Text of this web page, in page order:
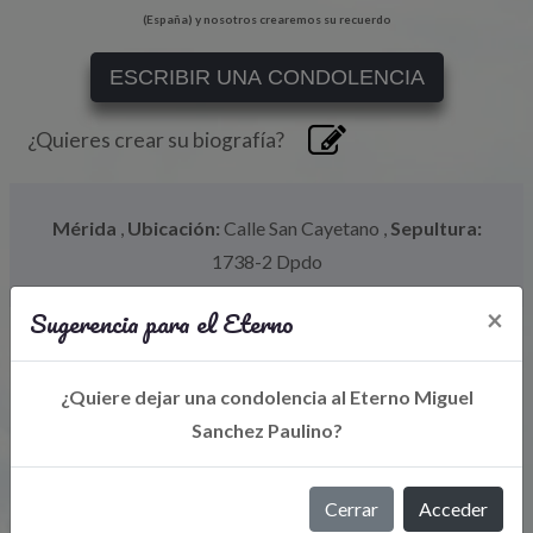
(España) y nosotros crearemos su recuerdo
ESCRIBIR UNA CONDOLENCIA
¿Quieres crear su biografía?
Mérida , Ubicación: Calle San Cayetano , Sepultura:
1738-2 Dpdo
Sugerencia para el Eterno ×
¿Quiere dejar una condolencia al Eterno Miguel
Sanchez Paulino?
Cerrar Acceder